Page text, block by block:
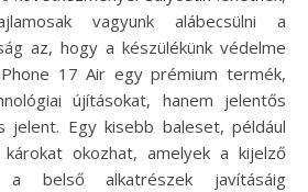
vagyunk alábecsülni a
az, hogy a készülékünk védelme
17 Air egy prémium termék,
újításokat, hanem jelentős
jelent. Egy kisebb baleset, például
okozhat, amelyek a kijelző
a belső alkatrészek javításáig